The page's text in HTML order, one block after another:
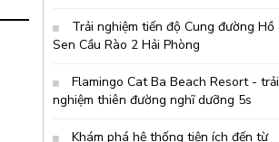
Trải nghiệm tiến độ Cung đường Hồ
Sen Cầu Rào 2 Hải Phòng
Flamingo Cat Ba Beach Resort - trải
nghiệm thiên đường nghĩ dưỡng 5s
Khám phá hệ thống tiện ích đến từ